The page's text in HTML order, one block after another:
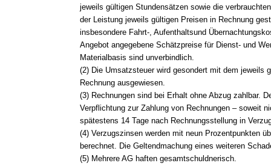
jeweils gültigen Stundensätzen sowie die
der Leistung jeweils gültigen Preisen in Rechnung
insbesondere Fahrt-, Aufenthaltsund
Angebot angegebene Schätzpreise für Dienst- und
Materialbasis sind unverbindlich.
(2) Die Umsatzsteuer wird gesondert mit dem jeweils
Rechnung ausgewiesen.
(3) Rechnungen sind bei Erhalt ohne Abzug zahlbar.
Verpflichtung zur Zahlung von Rechnungen – soweit
spätestens 14 Tage nach Rechnungsstellung in
(4) Verzugszinsen werden mit neun Prozentpunkten
berechnet. Die Geltendmachung eines weiteren
(5) Mehrere AG haften gesamtschuldnerisch.